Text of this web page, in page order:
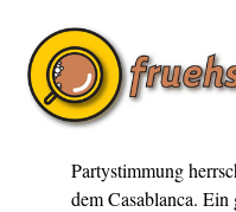
Partystimmung
dem Casablanca.